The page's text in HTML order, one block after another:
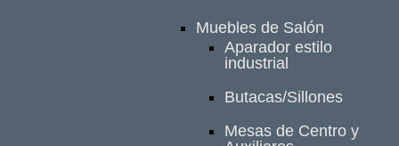
Muebles de Salón
Aparador estilo
industrial
Butacas/Sillones
Mesas de Centro y